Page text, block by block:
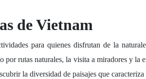
de Vietnam
para quienes disfrutan de la
por rutas naturales, la visita a miradores y la
la diversidad de paisajes que